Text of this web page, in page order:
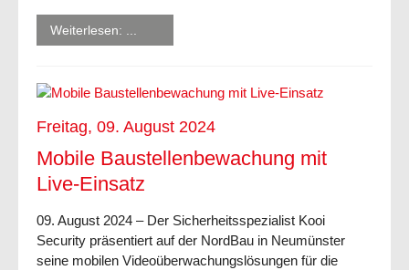
Weiterlesen: ...
Freitag, 09. August 2024
Mobile Baustellenbewachung mit
Live-Einsatz
09. August 2024 – Der Sicherheitsspezialist Kooi
Security präsentiert auf der NordBau in Neumünster
seine mobilen Videoüberwachungslösungen für die